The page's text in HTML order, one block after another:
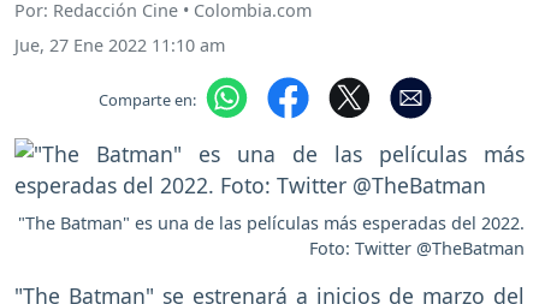
Por: Redacción Cine • Colombia.com
Jue, 27 Ene 2022 11:10 am
Comparte en:
"The Batman" es una de las películas más esperadas del 2022.
Foto: Twitter @TheBatman
"The Batman" se estrenará a inicios de marzo del